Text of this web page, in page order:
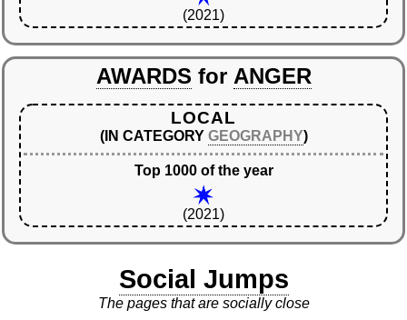
(2021)
AWARDS for ANGER
LOCAL
(IN CATEGORY GEOGRAPHY)
Top 1000 of the year
(2021)
Social Jumps
The pages that are socially close